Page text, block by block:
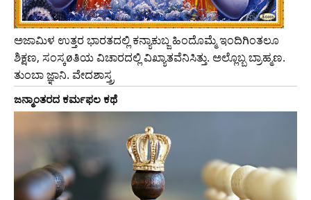
ಅಜಾಮಿಳ ಉತ್ತರ ಭಾರತದಲ್ಲಿ ಕನ್ಯಾಕುಬ್ಜ ಹಿಂದೊಮ್ಮೆ ಇಂದಿಗಿಂತಲೂ
ಶಿಕ್ಷಣ, ಸಂಸ್ಕøತಿಯ ವಿಚಾರದಲ್ಲಿ ವಿಖ್ಯಾತವೆನಿಸಿತ್ತು. ಅಲ್ಲೊಬ್ಬ ಬ್ರಾಹ್ಮಣ.
ತುಂಬಾ ಜ್ಞಾನಿ. ವೇದಶಾಸ್ತ್ರ
ಜನ್ಮಾಂತರದ ಕರ್ಮಫಲ ಕಥೆ